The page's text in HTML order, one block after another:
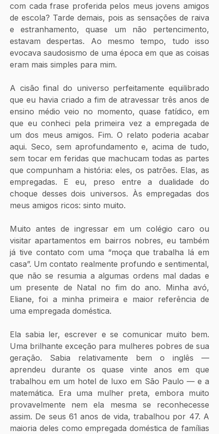
com cada frase proferida pelos meus jovens amigos
de escola? Tarde demais, pois as sensações de raiva
e estranhamento, quase um não pertencimento,
estavam despertas. Ao mesmo tempo, tudo isso
evocava saudosismo de uma época em que as coisas
eram mais simples para mim.
A cisão final do universo perfeitamente equilibrado
que eu havia criado a fim de atravessar três anos de
ensino médio veio no momento, quase fatídico, em
que eu conheci pela primeira vez a empregada de
um dos meus amigos. Fim. O relato poderia acabar
aqui. Seco, sem aprofundamento e, acima de tudo,
sem tocar em feridas que machucam todas as partes
que compunham a história: eles, os patrões. Elas, as
empregadas. E eu, preso entre a dualidade do
choque desses dois universos. Às empregadas dos
meus amigos ricos: sinto muito.
Muito antes de ingressar em um colégio caro ou
visitar apartamentos em bairros nobres, eu também
já tive contato com uma “moça que trabalha lá em
casa”. Um contato realmente profundo e sentimental,
que não se resumia a algumas ordens mal dadas e
um presente de Natal no fim do ano. Minha avó,
Eliane, foi a minha primeira e maior referência de
uma empregada doméstica.
Ela sabia ler, escrever e se comunicar muito bem.
Uma brilhante exceção para mulheres pobres de sua
geração. Sabia relativamente bem o inglês —
aprendeu durante os quase vinte anos em que
trabalhou em um hotel de luxo em São Paulo — e a
matemática. Era uma mulher preta, embora muito
provavelmente nem ela mesma se reconhecesse
assim. De seus 61 anos de vida, trabalhou por 47. A
maioria deles como empregada doméstica de famílias